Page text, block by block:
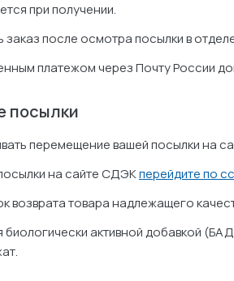
при получении.
заказ после осмотра посылки в
платежом через Почту России
посылки
перемещение вашей посылки на
на сайте СДЭКперейдите по
возврата товара надлежащего
биологически активной добавкой